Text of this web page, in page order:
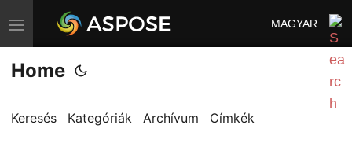
T
o
g
l
MAGYAR
Home
Keresés Kategóriák Archívum Címkék